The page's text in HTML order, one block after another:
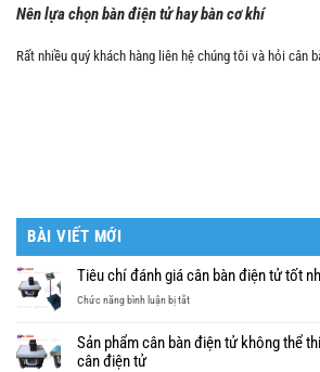
Nên lựa chọn bàn điện tử hay bàn cơ khí
Rất nhiều quý khách hàng liên hệ chúng tôi và hỏi cân
BÀI VIẾT MỚI
Tiêu chí đánh giá cân bàn điện tử tốt
Chức năng bình luận bị tắtở
chí
đánh
Sản phẩm cân bàn điện tử không thể
cân điện tử